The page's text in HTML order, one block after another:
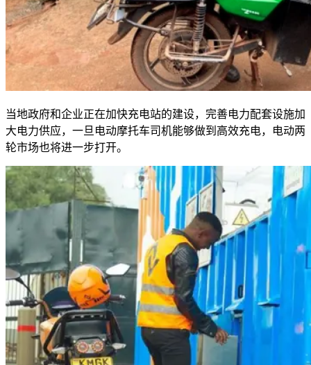
当地政府和企业正在加快充电站的建设，完善电力配套设施加
大电力供应，一旦电动摩托车司机能够做到高效充电，电动两
轮市场也将进一步打开。